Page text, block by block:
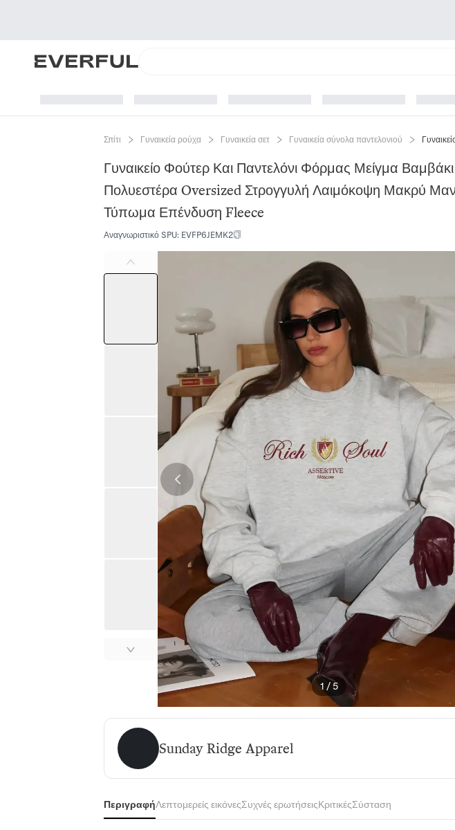
Σπίτι Γυναικεία ρούχα Γυναικεία σετ Γυναικεία σύνολα παντελονιού
Γυναικείο Φούτερ Και Παντελόνι Φόρμας Μείγμα Βαμβάκι
Πολυεστέρα Oversized Στρογγυλή Λαιμόκοψη Μακρύ
Τύπωμα Επένδυση Fleece
Αναγνωριστικό SPU: EVFP6JEMK2
1 /5
Sunday Ridge Apparel
Sunday Ridge Apparel
ΠεριγραφήΛεπτομερείς εικόνεςΣυχνές ερωτήσειςΚριτικέςΣύσταση